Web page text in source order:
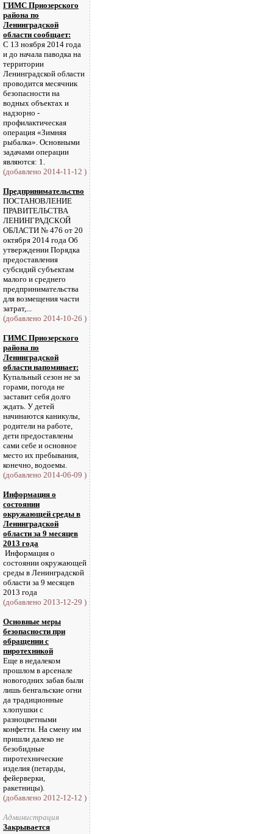
ГИМС Приозерского
района по
Ленинградской
области сообщает:
С 13 ноября 2014 года
и до начала паводка на
территории
Ленинградской области
проводится месячник
безопасности на
водных объектах и
надзорно -
профилактическая
операция «Зимняя
рыбалка». Основными
задачами операции
являются: 1.
(добавлено 2014-11-12 )
Предпринимательство
ПОСТАНОВЛЕНИЕ
ПРАВИТЕЛЬСТВА
ЛЕНИНГРАДСКОЙ
ОБЛАСТИ № 476 от 20
октября 2014 года Об
утверждении Порядка
предоставления
субсидий субъектам
малого и среднего
предпринимательства
для возмещения части
затрат,...
(добавлено 2014-10-26 )
ГИМС Приозерского
района по
Ленинградской
области напоминает:
Купальный сезон не за
горами, погода не
заставит себя долго
ждать. У детей
начинаются каникулы,
родители на работе,
дети предоставлены
сами себе и основное
место их пребывания,
конечно, водоемы.
(добавлено 2014-06-09 )
Информация о
состоянии
окружающей среды в
Ленинградской
области за 9 месяцев
2013 года
Информация о
состоянии окружающей
среды в Ленинградской
области за 9 месяцев
2013 года
(добавлено 2013-12-29 )
Основные меры
безопасности при
обращении с
пиротехникой
Еще в недалеком
прошлом в арсенале
новогодних забав были
лишь бенгальские огни
да традиционные
хлопушки с
разноцветными
конфетти. На смену им
пришли далеко не
безобидные
пиротехнические
изделия (петарды,
фейерверки,
ракетницы).
(добавлено 2012-12-12 )
Администрация
Закрывается